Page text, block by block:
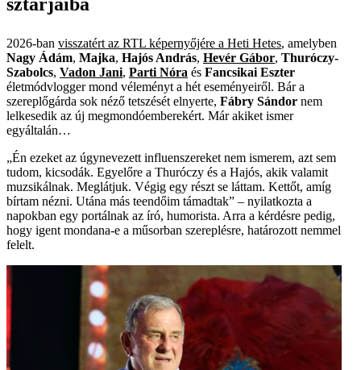
sztárjaiba
2026-ban visszatért az RTL képernyőjére a Heti Hetes, amelyben
Nagy Ádám, Majka, Hajós András, Hevér Gábor, Thuróczy­
Szabolcs, Vadon Jani, Parti Nóra és Fancsikai Eszter
életmódvlogger mond véleményt a hét eseményeiről. Bár a
szereplőgárda sok néző tetszését elnyerte, Fábry Sándor nem
lelkesedik az új megmondóemberekért. Már akiket ismer
egyáltalán…
„Én ezeket az úgynevezett influenszereket nem ismerem, azt sem
tudom, kicsodák. Egyelőre a Thuróczy és a Hajós, akik valamit
muzsikálnak. Meglátjuk. Végig egy részt se láttam. Kettőt, amíg
bírtam nézni. Utána más teendőim támadtak” – nyilatkozta a
napokban egy portálnak az író, humorista. Arra a kérdésre pedig,
hogy igent mondana-e a műsorban szereplésre, határozott nemmel
felelt.